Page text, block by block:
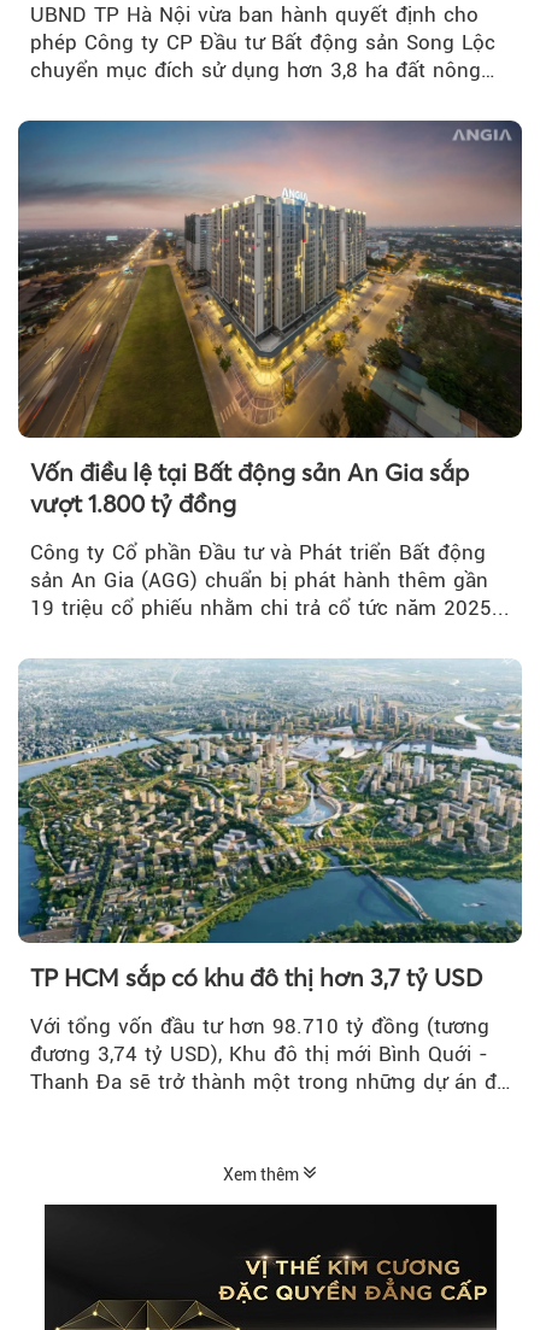
UBND TP Hà Nội vừa ban hành quyết định cho
phép Công ty CP Đầu tư Bất động sản Song Lộc
chuyển mục đích sử dụng hơn 3,8 ha đất nông
Vốn điều lệ tại Bất động sản An Gia sắp
vượt 1.800 tỷ đồng
Công ty Cổ phần Đầu tư và Phát triển Bất động
sản An Gia (AGG) chuẩn bị phát hành thêm gần
19 triệu cổ phiếu nhằm chi trả cổ tức năm 2025...
TP HCM sắp có khu đô thị hơn 3,7 tỷ USD
Với tổng vốn đầu tư hơn 98.710 tỷ đồng (tương
đương 3,74 tỷ USD), Khu đô thị mới Bình Quới -
Thanh Đa sẽ trở thành một trong những dự án đô
Xem thêm